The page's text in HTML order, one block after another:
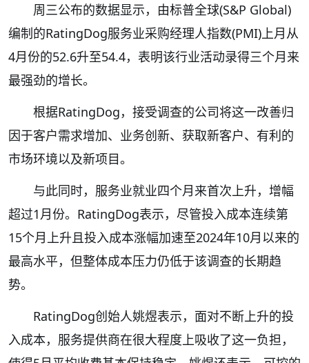
周三公布的数据显示，由标普全球(S&P Global)
编制的RatingDog服务业采购经理人指数(PMI)上月从
4月份的52.6升至54.4，表明该行业活动录得三个月来
最强劲的增长。
根据RatingDog，接受调查的公司将这一改善归
因于客户需求增加、业务创新、获取新客户、有利的
市场环境以及新项目。
与此同时，服务业就业四个月来首次上升，增幅
超过1月份。RatingDog表示，尽管投入成本连续第
15个月上升且投入成本涨幅加速至2024年10月以来的
最高水平，但整体成本压力仍低于该调查的长期趋
势。
RatingDog创始人姚煜表示，面对不断上升的投
入成本，服务提供商在很大程度上吸收了这一负担，